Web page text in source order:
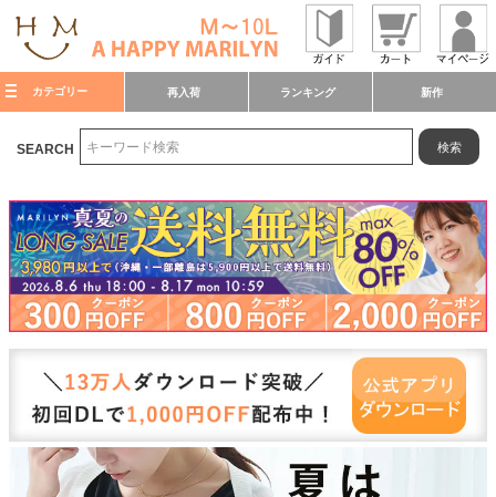
カテゴリー 再入荷 ランキング 新作
SEARCH 検索